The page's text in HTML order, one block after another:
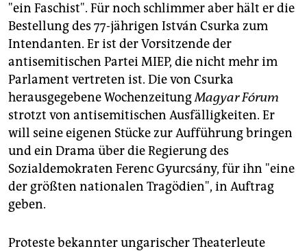
"ein Faschist". Für noch schlimmer aber hält er die
Bestellung des 77-jährigen István Csurka zum
Intendanten. Er ist der Vorsitzende der
antisemitischen Partei MIEP, die nicht mehr im
Parlament vertreten ist. Die von Csurka
herausgegebene WochenzeitungMagyar Fórum
strotzt von antisemitischen Ausfälligkeiten. Er
will seine eigenen Stücke zur Aufführung bringen
und ein Drama über die Regierung des
Sozialdemokraten Ferenc Gyurcsány, für ihn "eine
der größten nationalen Tragödien", in Auftrag
geben.
Proteste bekannter ungarischer Theaterleute